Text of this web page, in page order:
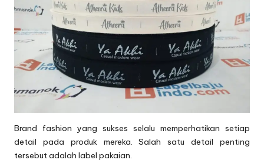
Brand fashion yang sukses selalu memperhatikan setiap
detail pada produk mereka. Salah satu detail penting
tersebut adalah label pakaian.